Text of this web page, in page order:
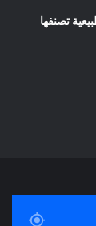
6 نباتات طبيعية تصنفها